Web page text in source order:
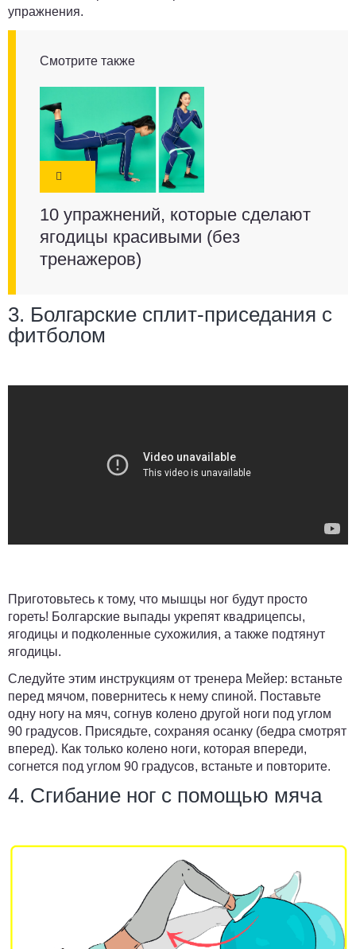
упражнения.
Смотрите также
10 упражнений, которые сделают
ягодицы красивыми (без
тренажеров)
3. Болгарские сплит-приседания с
фитболом
Приготовьтесь к тому, что мышцы ног будут просто
гореть! Болгарские выпады укрепят квадрицепсы,
ягодицы и подколенные сухожилия, а также подтянут
ягодицы.
Следуйте этим инструкциям от тренера Мейер: встаньте
перед мячом, повернитесь к нему спиной. Поставьте
одну ногу на мяч, согнув колено другой ноги под углом
90 градусов. Присядьте, сохраняя осанку (бедра смотрят
вперед). Как только колено ноги, которая впереди,
согнется под углом 90 градусов, встаньте и повторите.
4. Сгибание ног с помощью мяча